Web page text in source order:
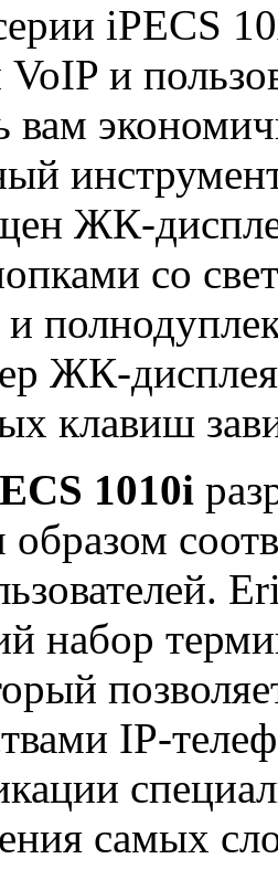
iPECS
VoIP и
вам
ЖК-
со
ЖК-
клавиш
1010i
набор
IP-
самых